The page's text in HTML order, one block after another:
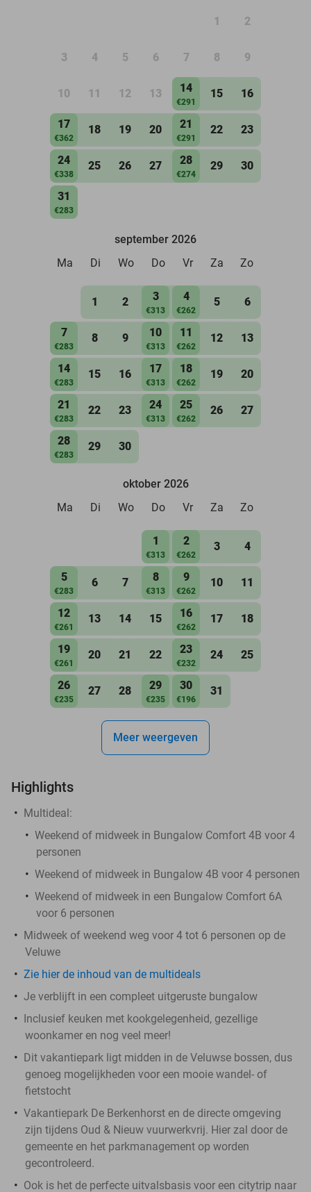
1 2
3 4 5 6 7 8 9
10 11 12 13 14
€291
15 16
17
€362
18 19 20 21
€291
22 23
24
€338
25 26 27 28
€274
29 30
31
€283
september 2026
Ma
Di Wo Do Vr Za Zo
1 2 3
€313
4
€262
5 6
7
€283
8 9 10
€313
11
€262
12 13
14
€283
15 16 17
€313
18
€262
19 20
21
€283
22 23 24
€313
25
€262
26 27
28
€283
29 30
oktober 2026
Ma
Di Wo Do Vr Za Zo
1
€313
2
€262
3 4
5
€283
6 7 8
€313
9
€262
10 11
12
€261
13 14 15 16
€262
17 18
19
€261
20 21 22 23
€232
24 25
26
€235
27 28 29
€235
30
€196
31
Meer weergeven
Highlights
Multideal:
Weekend of midweek in Bungalow Comfort 4B voor 4
personen
Weekend of midweek in Bungalow 4B voor 4 personen
Weekend of midweek in een Bungalow Comfort 6A
voor 6 personen
Midweek of weekend weg voor 4 tot 6 personen op de
Veluwe
Zie hier de inhoud van de multideals
Je verblijft in een compleet uitgeruste bungalow
Inclusief keuken met kookgelegenheid, gezellige
woonkamer en nog veel meer!
Dit vakantiepark ligt midden in de Veluwse bossen, dus
genoeg mogelijkheden voor een mooie wandel- of
fietstocht
Vakantiepark De Berkenhorst en de directe omgeving
zijn tijdens Oud & Nieuw vuurwerkvrij. Hier zal door de
gemeente en het parkmanagement op worden
gecontroleerd.
Ook is het de perfecte uitvalsbasis voor een citytrip naar